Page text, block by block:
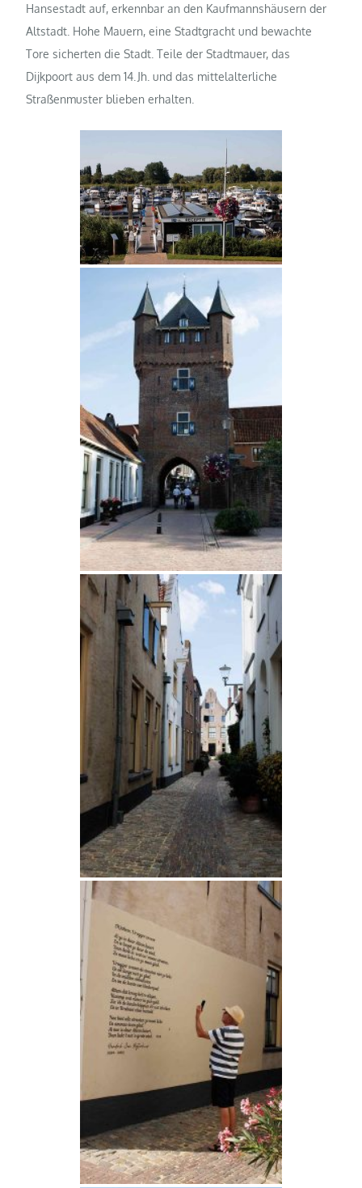
Hansestadt auf, erkennbar an den Kaufmannshäusern der
Altstadt. Hohe Mauern, eine Stadtgracht und bewachte
Tore sicherten die Stadt. Teile der Stadtmauer, das
Dijkpoort aus dem 14. Jh. und das mittelalterliche
Straßenmuster blieben erhalten.